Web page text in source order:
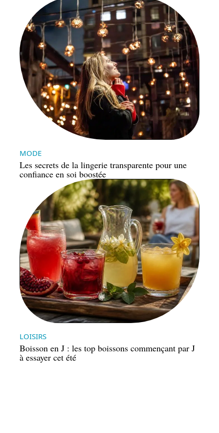
MODE
Les secrets de la lingerie transparente pour une
confiance en soi boostée
LOISIRS
Boisson en J : les top boissons commençant par J
à essayer cet été